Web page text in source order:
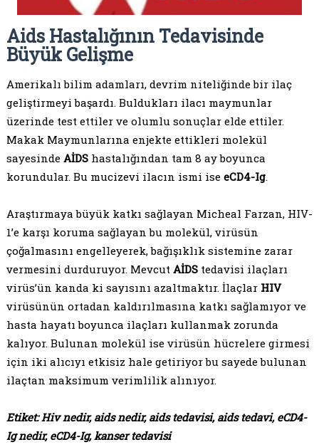
Aids Hastalığının Tedavisinde
Büyük Gelişme
Amerikalı bilim adamları, devrim niteliğinde bir ilaç
geliştirmeyi başardı. Buldukları ilacı maymunlar
üzerinde test ettiler ve olumlu sonuçlar elde ettiler.
Makak Maymunlarına enjekte ettikleri molekül
sayesinde AİDShastalığından tam 8 ay boyunca
korundular. Bu mucizevi ilacın ismi ise eCD4-Ig.
Araştırmaya büyük katkı sağlayan Micheal Farzan, HIV-
1’e karşı koruma sağlayan bu molekül, virüsün
çoğalmasını engelleyerek, bağışıklık sistemine zarar
vermesini durduruyor. Mevcut AİDStedavisi ilaçları
virüs’ün kanda ki sayısını azaltmaktır. İlaçlar HIV
virüsünün ortadan kaldırılmasına katkı sağlamıyor ve
hasta hayatı boyunca ilaçları kullanmak zorunda
kalıyor. Bulunan molekül ise virüsün hücrelere girmesi
için iki alıcıyı etkisiz hale getiriyor bu sayede bulunan
ilaçtan maksimum verimlilik alınıyor.
Etiket: Hiv nedir, aids nedir, aids tedavisi, aids tedavi, eCD4-
Ig nedir, eCD4-Ig, kanser tedavisi